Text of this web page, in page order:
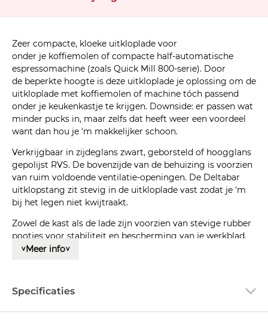
Zeer compacte, kloeke uitkloplade voor
onder je koffiemolen of compacte half-automatische
espressomachine (zoals Quick Mill 800-serie). Door
de beperkte hoogte is deze uitkloplade je oplossing om de
uitkloplade met koffiemolen of machine tóch passend
onder je keukenkastje te krijgen. Downside: er passen wat
minder pucks in, maar zelfs dat heeft weer een voordeel
want dan hou je 'm makkelijker schoon.
Verkrijgbaar in zijdeglans zwart, geborsteld of hoogglans
gepolijst RVS. De bovenzijde van de behuizing is voorzien
van ruim voldoende ventilatie-openingen. De Deltabar
uitklopstang zit stevig in de uitkloplade vast zodat je 'm
bij het legen niet kwijtraakt.
Zowel de kast als de lade zijn voorzien van stevige rubber
pootjes voor stabiliteit en bescherming van je werkblad.
De lade sluit ook netjes op een rubber, dus geen
<Meer info<
Specificaties